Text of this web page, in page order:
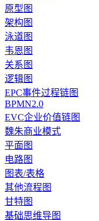
原型图
架构图
泳道图
韦恩图
关系图
逻辑图
EPC事件过程链图
BPMN2.0
EVC企业价值链图
魏朱商业模式
平面图
电路图
图表/表格
其他流程图
甘特图
基础思维导图